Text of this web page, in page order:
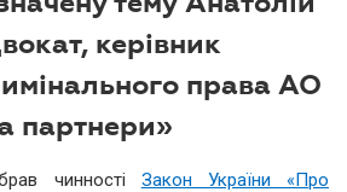
керівник
права АО
партнери»
чинності Закон України «Про